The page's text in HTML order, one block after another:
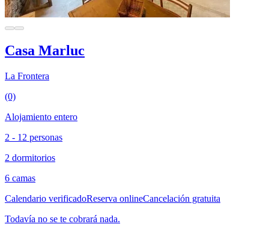
Casa Marluc
La Frontera
(0)
Alojamiento entero
2 - 12 personas
2 dormitorios
6 camas
Calendario verificadoReserva onlineCancelación gratuita
Todavía no se te cobrará nada.